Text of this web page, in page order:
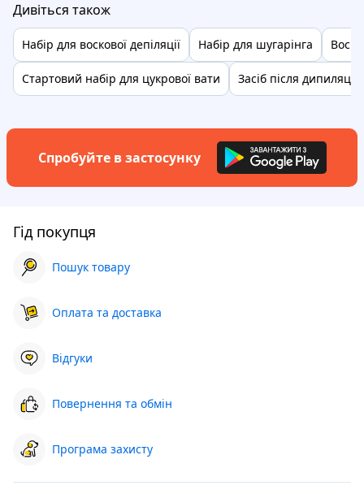
Дивіться також
Набір для воскової депіляції Набір для шугарінга
Стартовий набір для цукрової вати Засіб після
Спробуйте в застосунку
Гід покупця
Пошук товару
Оплата та доставка
Відгуки
Повернення та обмін
Програма захисту